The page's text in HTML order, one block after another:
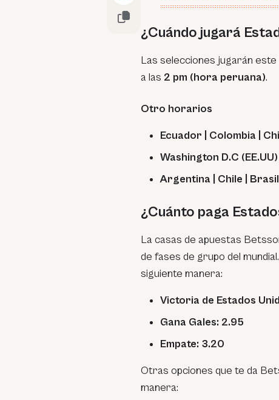
¿Cuándo jugará
Las selecciones jugarán este
a las 2 pm (hora peruana).
Otro horarios
Ecuador | Colombia |
Washington D.C
Argentina | Chile |
¿Cuánto paga
La casas de apuestas
de fases de grupo del
siguiente manera:
Victoria de Estados
Gana Gales: 2.95
Empate: 3.20
Otras opciones que te da
manera: